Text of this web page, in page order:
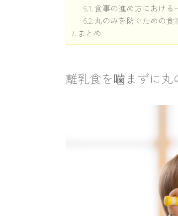
食事の進め方における
丸のみを防ぐための食
まとめ
離乳食を噛まずに丸